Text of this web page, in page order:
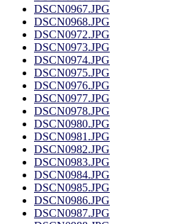
DSCN0967.JPG
DSCN0968.JPG
DSCN0972.JPG
DSCN0973.JPG
DSCN0974.JPG
DSCN0975.JPG
DSCN0976.JPG
DSCN0977.JPG
DSCN0978.JPG
DSCN0980.JPG
DSCN0981.JPG
DSCN0982.JPG
DSCN0983.JPG
DSCN0984.JPG
DSCN0985.JPG
DSCN0986.JPG
DSCN0987.JPG